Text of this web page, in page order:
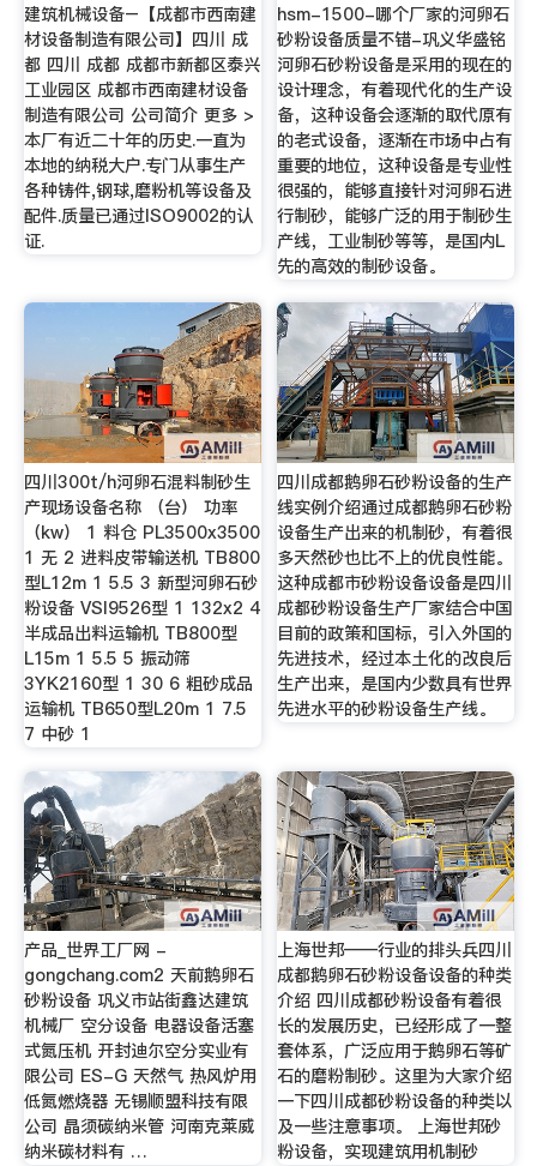
建筑机械设备–【成都市西南建
材设备制造有限公司】四川 成
都 四川 成都 成都市新都区泰兴
工业园区 成都市西南建材设备
制造有限公司 公司简介 更多 >
本厂有近二十年的历史.一直为
本地的纳税大户.专门从事生产
各种铸件,钢球,磨粉机等设备及
配件.质量已通过ISO9002的认
证.
hsm-1500-哪个厂家的河卵石
砂粉设备质量不错-巩义华盛铭
河卵石砂粉设备是采用的现在的
设计理念，有着现代化的生产设
备，这种设备会逐渐的取代原有
的老式设备，逐渐在市场中占有
重要的地位，这种设备是专业性
很强的，能够直接针对河卵石进
行制砂，能够广泛的用于制砂生
产线，工业制砂等等，是国内L
先的高效的制砂设备。
四川300t/h河卵石混料制砂生
产现场设备名称 （台） 功率
（kw） 1 料仓 PL3500x3500
1 无 2 进料皮带输送机 TB800
型L12m 1 5.5 3 新型河卵石砂
粉设备 VSI9526型 1 132x2 4
半成品出料运输机 TB800型
L15m 1 5.5 5 振动筛
3YK2160型 1 30 6 粗砂成品
运输机 TB650型L20m 1 7.5
7 中砂 1
四川成都鹅卵石砂粉设备的生产
线实例介绍通过成都鹅卵石砂粉
设备生产出来的机制砂，有着很
多天然砂也比不上的优良性能。
这种成都市砂粉设备设备是四川
成都砂粉设备生产厂家结合中国
目前的政策和国标，引入外国的
先进技术，经过本土化的改良后
生产出来，是国内少数具有世界
先进水平的砂粉设备生产线。
产品_世界工厂网 -
gongchang.com2 天前鹅卵石
砂粉设备 巩义市站街鑫达建筑
机械厂 空分设备 电器设备活塞
式氮压机 开封迪尔空分实业有
限公司 ES-G 天然气 热风炉用
低氮燃烧器 无锡顺盟科技有限
公司 晶须碳纳米管 河南克莱威
纳米碳材料有 …
上海世邦——行业的排头兵四川
成都鹅卵石砂粉设备设备的种类
介绍 四川成都砂粉设备有着很
长的发展历史，已经形成了一整
套体系，广泛应用于鹅卵石等矿
石的磨粉制砂。这里为大家介绍
一下四川成都砂粉设备的种类以
及一些注意事项。 上海世邦砂
粉设备，实现建筑用机制砂